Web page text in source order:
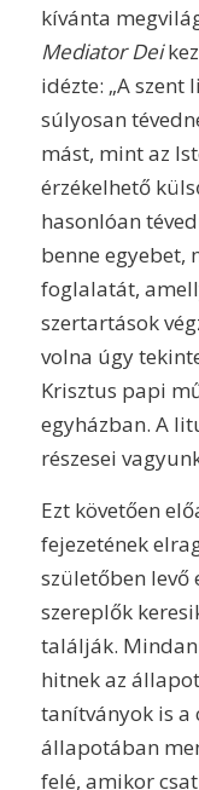
kívánta
Mediator Dei
idézte: „A
súlyosan
mást, mint az
érzékelhető
hasonlóan
benne egyebet,
foglalatát,
szertartások
volna úgy
Krisztus papi
egyházban. A
részesei
Ezt követően
fejezetének
születőben levő
szereplők
találják.
hitnek az
tanítványok is a
állapotában
felé, amikor